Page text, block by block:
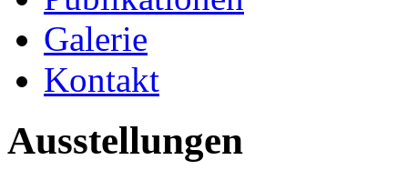
Galerie
Kontakt
Ausstellungen